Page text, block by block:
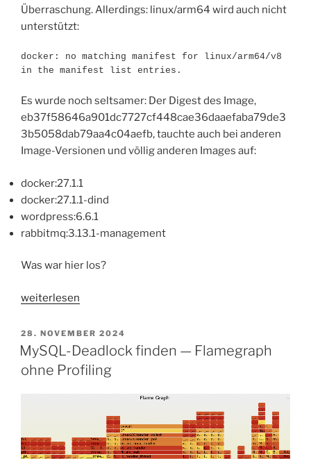
Überraschung. Allerdings: linux/arm64 wird auch nicht
unterstützt:
docker: no matching manifest for linux/arm64/v8
in the manifest list entries.
Es wurde noch seltsamer: Der Digest des Image,
eb37f58646a901dc7727cf448cae36daaefaba79de3
3b5058dab79aa4c04aefb, tauchte auch bei anderen
Image-Versionen und völlig anderen Images auf:
docker:27.1.1
docker:27.1.1-dind
wordpress:6.6.1
rabbitmq:3.13.1-management
Was war hier los?
„Das
des
Container-
Image-
weiterlesen
VERÖFFENTLICHT
AM
28. NOVEMBER 2024
MySQL-Deadlock finden — Flamegraph
ohne Profiling